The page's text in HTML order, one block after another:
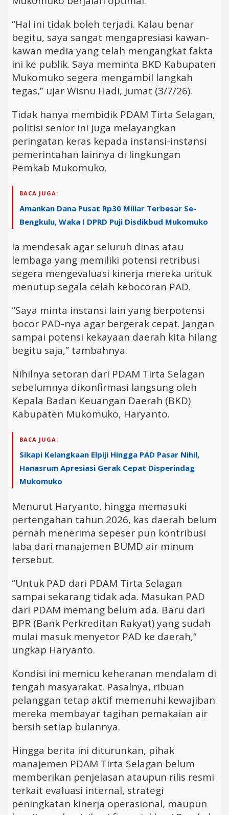
“Hal ini tidak boleh terjadi. Kalau benar
begitu, saya sangat mengapresiasi kawan-
kawan media yang telah mengangkat fakta
ini ke publik. Saya meminta BKD Kabupaten
Mukomuko segera mengambil langkah
tegas,” ujar Wisnu Hadi, Jumat (3/7/26).
Tidak hanya membidik PDAM Tirta Selagan,
politisi senior ini juga melayangkan
peringatan keras kepada instansi-instansi
pemerintahan lainnya di lingkungan
Pemkab Mukomuko.
BACA JUGA:
Amankan Dana Pusat Rp30 Miliar Terbesar Se-
Bengkulu, Waka I DPRD Puji Disdikbud Mukomuko
Ia mendesak agar seluruh dinas atau
lembaga yang memiliki potensi retribusi
segera mengevaluasi kinerja mereka untuk
menutup segala celah kebocoran PAD.
“Saya minta instansi lain yang berpotensi
bocor PAD-nya agar bergerak cepat. Jangan
sampai potensi kekayaan daerah kita hilang
begitu saja,” tambahnya.
Nihilnya setoran dari PDAM Tirta Selagan
sebelumnya dikonfirmasi langsung oleh
Kepala Badan Keuangan Daerah (BKD)
Kabupaten Mukomuko, Haryanto.
BACA JUGA:
Sikapi Kelangkaan Elpiji Hingga PAD Pasar Nihil,
Hanasrum Apresiasi Gerak Cepat Disperindag
Mukomuko
Menurut Haryanto, hingga memasuki
pertengahan tahun 2026, kas daerah belum
pernah menerima sepeser pun kontribusi
laba dari manajemen BUMD air minum
tersebut.
“Untuk PAD dari PDAM Tirta Selagan
sampai sekarang tidak ada. Masukan PAD
dari PDAM memang belum ada. Baru dari
BPR (Bank Perkreditan Rakyat) yang sudah
mulai masuk menyetor PAD ke daerah,”
ungkap Haryanto.
Kondisi ini memicu keheranan mendalam di
tengah masyarakat. Pasalnya, ribuan
pelanggan tetap aktif memenuhi kewajiban
mereka membayar tagihan pemakaian air
bersih setiap bulannya.
Hingga berita ini diturunkan, pihak
manajemen PDAM Tirta Selagan belum
memberikan penjelasan ataupun rilis resmi
terkait evaluasi internal, strategi
peningkatan kinerja operasional, maupun